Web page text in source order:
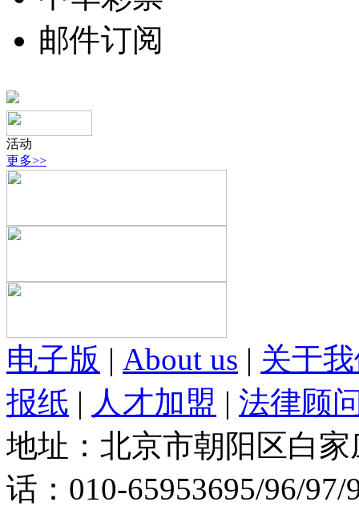
邮件订阅
活动
更多>>
电子版 | About us | 关于
报纸 | 人才加盟 | 法律顾
地址：北京市朝阳区白
话：010-65953695/96/